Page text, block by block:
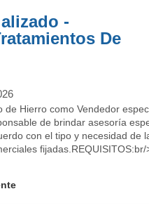
-
De
de Hierro como Vendedor
de brindar asesoría
con el tipo y necesidad de
fijadas.REQUISITOS:br/